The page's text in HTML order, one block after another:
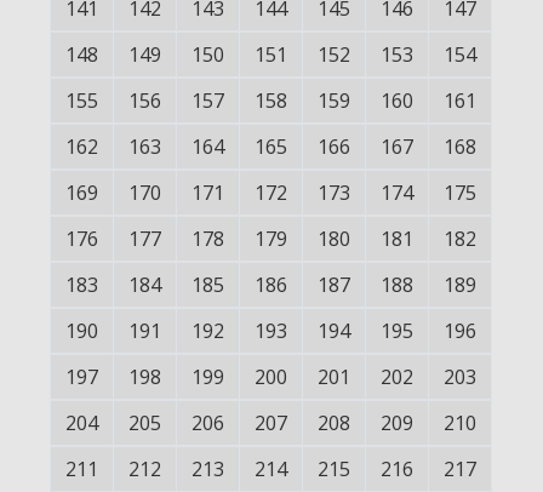
141
142 143 144 145 146
147
148
149 150 151 152 153
154
155
156 157 158 159 160
161
162
163 164 165 166 167
168
169
170 171 172 173 174
175
176
177 178 179 180 181
182
183
184 185 186 187 188
189
190
191 192 193 194 195
196
197
198 199 200 201 202
203
204
205 206 207 208 209
210
211
212 213 214 215 216
217